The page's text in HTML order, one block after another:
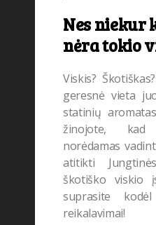
Nes niekur
nėra tokio
Viskis?
geresnė vieta
statinių
žinojote, kad
norėdamas
atitikti
škotiško viskio
suprasite
reikalavimai!